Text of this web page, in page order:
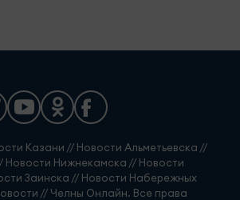
Казани // Новости Альметьевска //
Новости Нижнекамска // Новости
Заинска // Новости Набережных
// Челны Онлайн. Все права